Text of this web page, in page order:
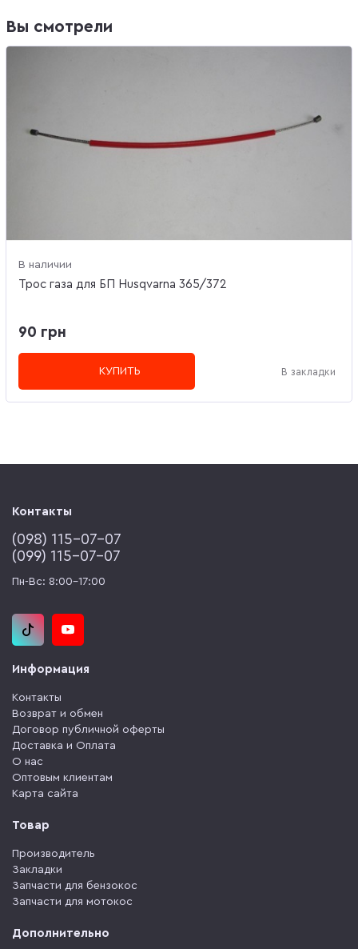
Вы смотрели
В наличии
Трос газа для БП Husqvarna 365/372
90 грн
КУПИТЬ В закладки
Контакты
(‎098) 115-07-07
(‎099) 115-07-07
Пн-Вс: 8:00-17:00
Информация
Контакты
Возврат и обмен
Договор публичной оферты
Доставка и Оплата
О нас
Оптовым клиентам
Карта сайта
Товар
Производитель
Закладки
Запчасти для бензокос
Запчасти для мотокос
Дополнительно